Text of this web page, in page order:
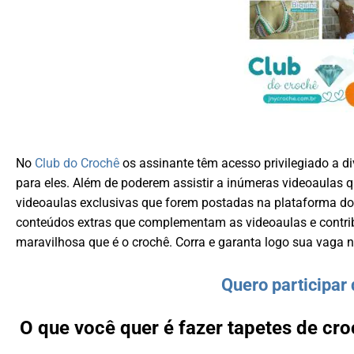
No Club do Crochê os assinante têm acesso privilegiado a
para eles. Além de poderem assistir a inúmeras videoaulas
videoaulas exclusivas que forem postadas na plataforma
conteúdos extras que complementam as videoaulas e
maravilhosa que é o crochê. Corra e garanta logo sua vaga
Quero participar
O que você quer é fazer tapetes de